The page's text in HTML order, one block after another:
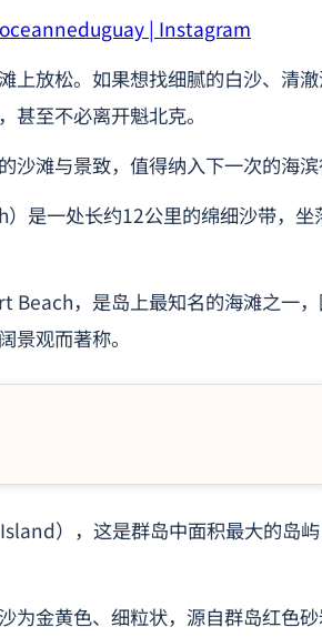
| Instagram
上放松。如果想找细腻的白沙、清
至不必离开魁北克。
滩与景致，值得纳入下一次的海滨
是一处长约12公里的绵细沙带，坐
，是岛上最知名的海滩之一
观而著称。
），这是群岛中面积最大的岛
为金黄色、细粒状，源自群岛红色